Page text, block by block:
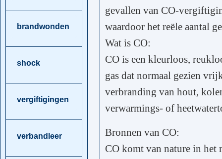
brandwonden
shock
vergiftigingen
verbandleer
gevallen van CO-
waardoor het reële aantal
Wat is CO:
CO is een kleurloos,
gas dat normaal gezien
verbranding van hout,
verwarmings- of
Bronnen van CO:
CO komt van nature in